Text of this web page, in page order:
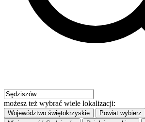
możesz też wybrać wiele lokalizacji:
Województwo świętokrzyskie Powiat wybierz